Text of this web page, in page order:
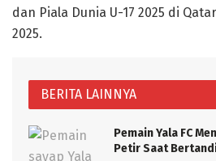
dan Piala Dunia U-17 2025 di
2025.
BERITA LAINNYA
Pemain Yala FC
Petir Saat